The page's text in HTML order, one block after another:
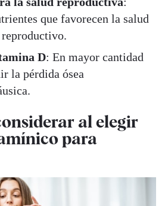
que favorecen la salud
D: En mayor cantidad
la pérdida ósea
al elegir
para